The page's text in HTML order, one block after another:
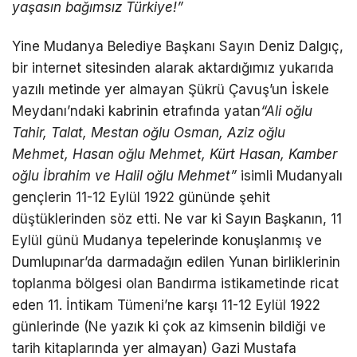
yaşasın bağımsız Türkiye!”
Yine Mudanya Belediye Başkanı Sayın Deniz Dalgıç,
bir internet sitesinden alarak aktardığımız yukarıda
yazılı metinde yer almayan Şükrü Çavuş’un İskele
Meydanı’ndaki kabrinin etrafında yatan“Ali oğlu
Tahir, Talat, Mestan oğlu Osman, Aziz oğlu
Mehmet, Hasan oğlu Mehmet, Kürt Hasan, Kamber
oğlu İbrahim ve Halil oğlu Mehmet” isimli Mudanyalı
gençlerin 11-12 Eylül 1922 gününde şehit
düştüklerinden söz etti. Ne var ki Sayın Başkanın, 11
Eylül günü Mudanya tepelerinde konuşlanmış ve
Dumlupınar’da darmadağın edilen Yunan birliklerinin
toplanma bölgesi olan Bandırma istikametinde ricat
eden 11. İntikam Tümeni’ne karşı 11-12 Eylül 1922
günlerinde (Ne yazık ki çok az kimsenin bildiği ve
tarih kitaplarında yer almayan) Gazi Mustafa